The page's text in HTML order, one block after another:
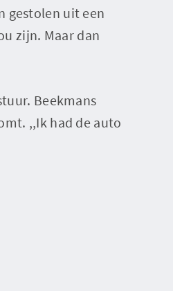
gestolen uit een
zijn. Maar dan
Beekmans
,,Ik had de auto